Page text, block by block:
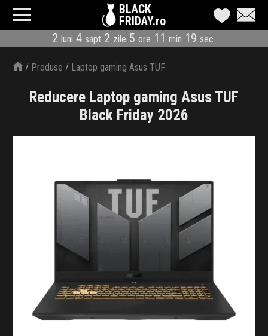
BLACK
FRIDAY.ro
2 luni 4 sapt 2 zile 5 ore 11 min 19 sec
CATEGORII
MAGAZINE
ÎNSCRIE MAGAZIN
LIVE BLOG
CODURI REDUCERE
CÂND E BLACK FRIDAY
ABONARE NEWSLETTER
INFLUENCER SQUAD
BRANDURI
/ Produse / Laptop gaming Asus TUF
Reducere Laptop gaming Asus TUF
Black Friday 2026